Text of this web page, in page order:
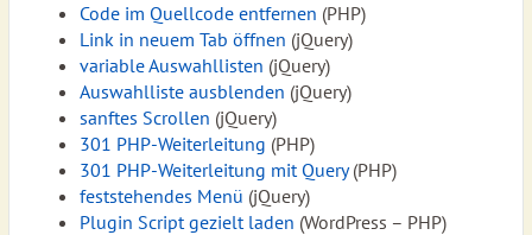
Code im Quellcode entfernen (PHP)
Link in neuem Tab öffnen (jQuery)
variable Auswahllisten (jQuery)
Auswahlliste ausblenden (jQuery)
sanftes Scrollen (jQuery)
301 PHP-Weiterleitung (PHP)
301 PHP-Weiterleitung mit Query(PHP)
feststehendes Menü (jQuery)
Plugin Script gezielt laden (WordPress – PHP)